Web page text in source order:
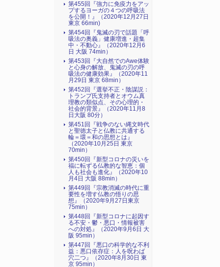
第455回『強力に免疫力をアッ
プするヨーガの４つの呼吸法
を公開！』（2020年12月27日
東京 66min)
第454回『鬼滅の刃で話題「呼
吸法の奥義」健康増進・超集
中・不動心』（2020年12月6
日 大阪 74min）
第453回『大自然でのAwe体験
と心身の解放、鬼滅の刃の呼
吸法の健康効果』（2020年11
月29日 東京 68min）
第452回『選挙不正・陰謀説：
トランプ氏支持者とオウム真
理教の類似点、その心理的・
社会的背景』（2020年11月8
日大阪 80分）
第451回『戦争のない縄文時代
と聖徳太子と仏教に共通する
輪＝環＝和の思想とは』
（2020年10月25日 東京
70min）
第450回『新型コロナの災いを
福に転ずる仏教的な智恵：個
人も社会も進化』（2020年10
月4日 大阪 88min）
第449回『宗教消滅の時代に重
要性を増す仏教の悟りの思
想』（2020年9月27日東京
75min）
第448回『新型コロナに起因す
る不安・鬱・悪口・情報被害
への対処』（2020年9月6日 大
阪 95min）
第447回『悪口の科学的な不利
益：悪口依存症：人を呪わば
穴二つ』（2020年8月30日 東
京 95min）